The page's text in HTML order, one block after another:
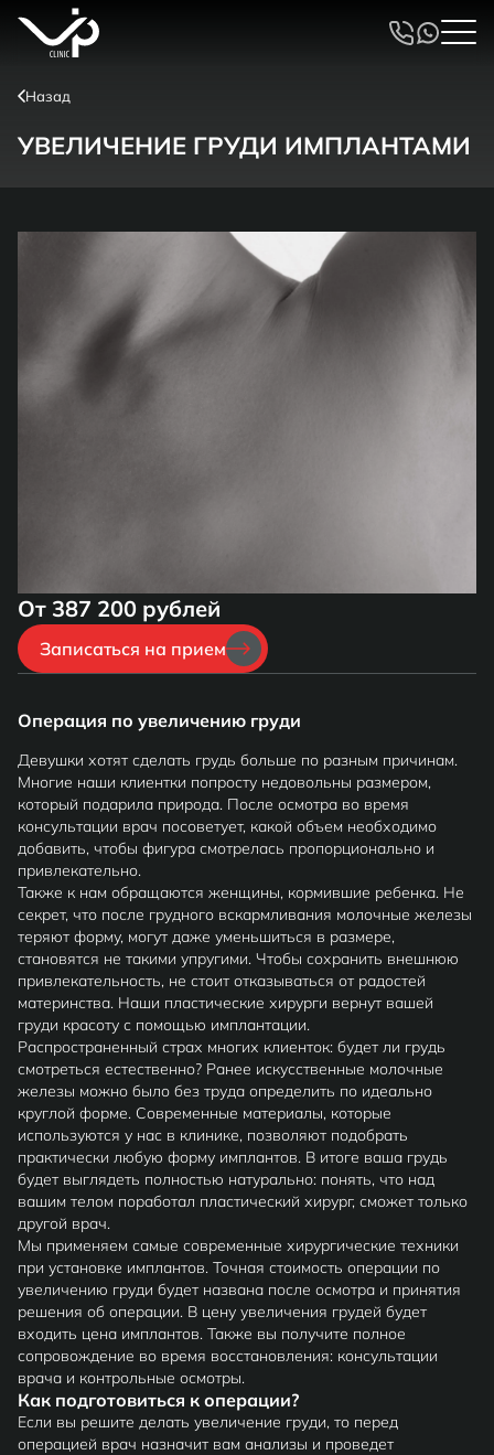
Назад
УВЕЛИЧЕНИЕ ГРУДИ ИМПЛАНТАМИ
От 387 200 рублей
Записаться на прием
Операция по увеличению груди
Девушки хотят сделать грудь больше по разным причинам.
Многие наши клиентки попросту недовольны размером,
который подарила природа. После осмотра во время
консультации врач посоветует, какой объем необходимо
добавить, чтобы фигура смотрелась пропорционально и
привлекательно.
Также к нам обращаются женщины, кормившие ребенка. Не
секрет, что после грудного вскармливания молочные железы
теряют форму, могут даже уменьшиться в размере,
становятся не такими упругими. Чтобы сохранить внешнюю
привлекательность, не стоит отказываться от радостей
материнства. Наши пластические хирурги вернут вашей
груди красоту с помощью имплантации.
Распространенный страх многих клиенток: будет ли грудь
смотреться естественно? Ранее искусственные молочные
железы можно было без труда определить по идеально
круглой форме. Современные материалы, которые
используются у нас в клинике, позволяют подобрать
практически любую форму имплантов. В итоге ваша грудь
будет выглядеть полностью натурально: понять, что над
вашим телом поработал пластический хирург, сможет только
другой врач.
Мы применяем самые современные хирургические техники
при установке имплантов. Точная стоимость операции по
увеличению груди будет названа после осмотра и принятия
решения об операции. В цену увеличения грудей будет
входить цена имплантов. Также вы получите полное
сопровождение во время восстановления: консультации
врача и контрольные осмотры.
Как подготовиться к операции?
Если вы решите делать увеличение груди, то перед
операцией врач назначит вам анализы и проведет